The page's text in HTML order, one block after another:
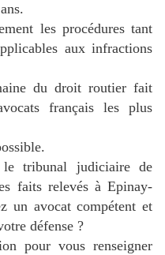
les procédures tant
aux infractions
du droit routier fait
français les plus
le tribunal judiciaire de
faits relevés à Epinay-
un avocat compétent et
défense ?
pour vous renseigner